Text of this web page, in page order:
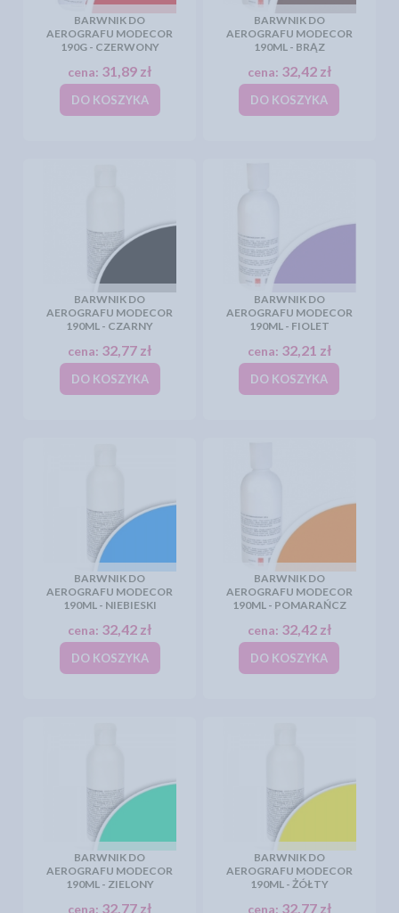
BARWNIK DO
AEROGRAFU MODECOR
190G - CZERWONY
cena: 31,89 zł
DO KOSZYKA
BARWNIK DO
AEROGRAFU MODECOR
190ML - BRĄZ
cena: 32,42 zł
DO KOSZYKA
BARWNIK DO
AEROGRAFU MODECOR
190ML - CZARNY
cena: 32,77 zł
DO KOSZYKA
BARWNIK DO
AEROGRAFU MODECOR
190ML - FIOLET
cena: 32,21 zł
DO KOSZYKA
BARWNIK DO
AEROGRAFU MODECOR
190ML - NIEBIESKI
cena: 32,42 zł
DO KOSZYKA
BARWNIK DO
AEROGRAFU MODECOR
190ML - POMARAŃCZ
cena: 32,42 zł
DO KOSZYKA
BARWNIK DO
AEROGRAFU MODECOR
190ML - ZIELONY
cena: 32,77 zł
BARWNIK DO
AEROGRAFU MODECOR
190ML - ŻÓŁTY
cena: 32,77 zł